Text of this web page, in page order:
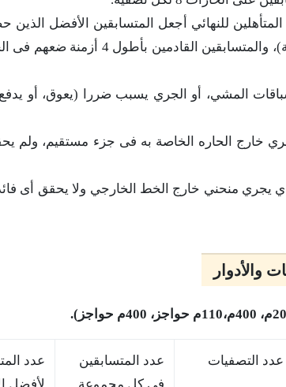
أربعة، خمسة، ستة)، والمتسابقين
المشي، أو الجري يسبب ضررا (يعوق، أو
خارج الحاره الخاصة به فى جزء مستقيم، ولم
يجري منحني خارج الخط الخارجي ولا يحقق أى
والأدوار
عدد التصفيات
عدد المتسابقين
عدد